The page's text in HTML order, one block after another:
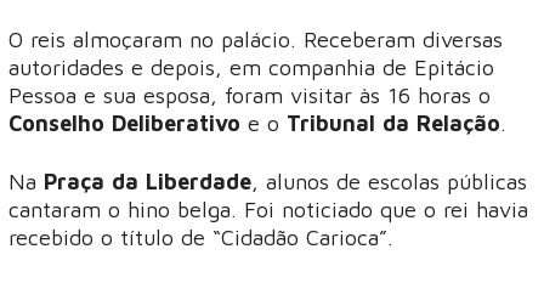
O reis almoçaram no palácio. Receberam diversas
autoridades e depois, em companhia de Epitácio
Pessoa e sua esposa, foram visitar às 16 horas o
Conselho Deliberativo e o Tribunal da Relação.
Na Praça da Liberdade, alunos de escolas públicas
cantaram o hino belga. Foi noticiado que o rei havia
recebido o título de “Cidadão Carioca”.